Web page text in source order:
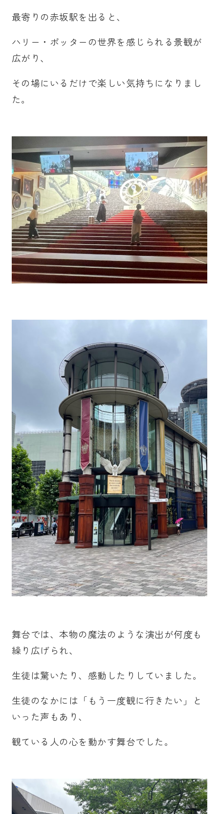
最寄りの赤坂駅を出ると、
ハリー・ポッターの世界を感じられる景観が
広がり、
その場にいるだけで楽しい気持ちになりまし
た。
舞台では、本物の魔法のような演出が何度も
繰り広げられ、
生徒は驚いたり、感動したりしていました。
生徒のなかには「もう一度観に行きたい」と
いった声もあり、
観ている人の心を動かす舞台でした。